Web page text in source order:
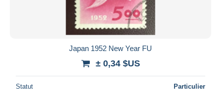
Japan 1952 New Year FU
± 0,34 $US
Statut Particulier